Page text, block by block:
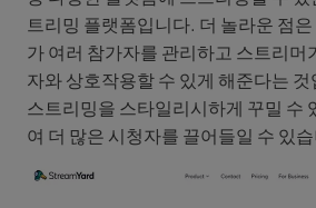
트리밍 플랫폼입니다. 더 놀라운 점
가 여러 참가자를 관리하고 스트리머
자와 상호작용할 수 있게 해준다는
스트리밍을 스타일리시하게 꾸밀 수
여 더 많은 시청자를 끌어들일 수 있